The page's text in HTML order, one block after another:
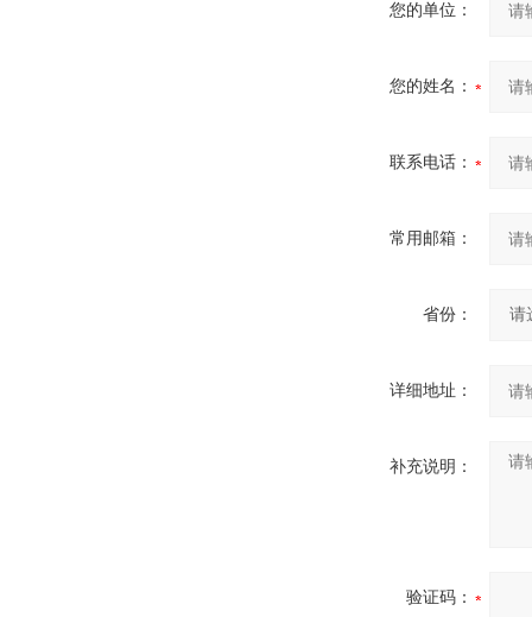
您的单位：
您的姓名：
联系电话：
常用邮箱：
省份：
详细地址：
补充说明：
验证码：